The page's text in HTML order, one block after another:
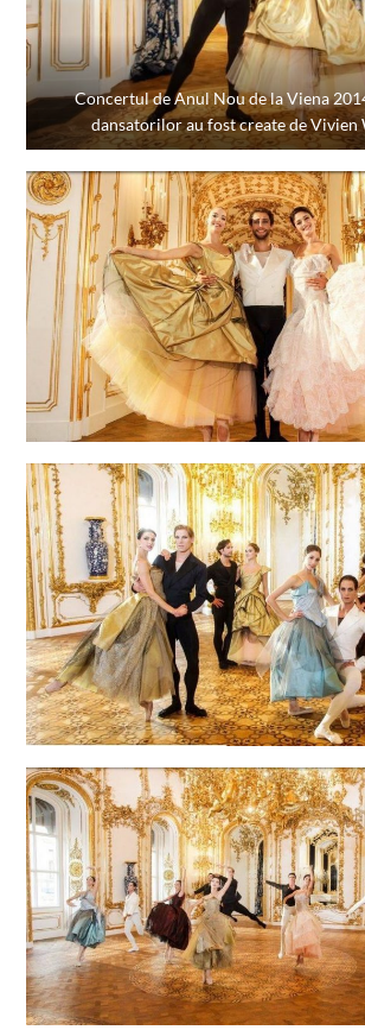
Concertul de Anul Nou de la Viena
dansatorilor au fost create de Vivien